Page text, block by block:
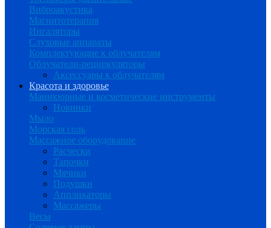
Виброакустика
Магнитотерапия
Ингаляторы
Слуховые аппараты
Комплектующие к облучателям
Облучатели-рециркуляторы
Аксессуары к облучателям
Красота и здоровье
Маникюрные и косметические инструменты
Новинки
Мыло
Морская соль
Массажное оборудование
Расчески
Тапочки
Мячики
Подушки
Аппликаторы
Массажеры
Весы